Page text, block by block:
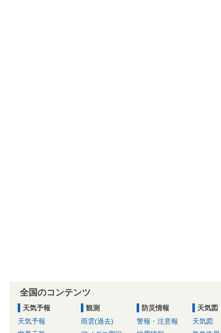
全国のコンテンツ
天気予報
天気予報
観測
雨雲(過去)
防災情報
警報・注意報
天気図
天気図